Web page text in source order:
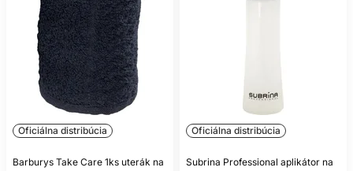
Oficiálna distribúcia
Barburys Take Care 1ks uterák na
Oficiálna distribúcia
Subrina Professional aplikátor na